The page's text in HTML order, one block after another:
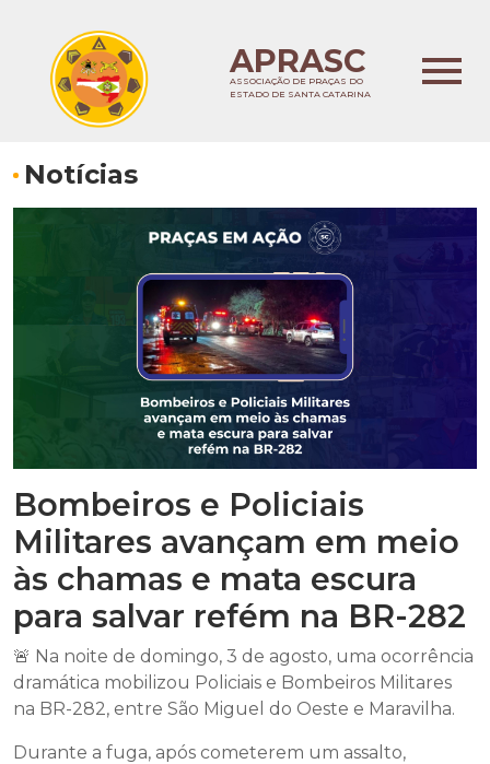
APRASC
ASSOCIAÇÃO DE PRAÇAS DO
ESTADO DE SANTA CATARINA
Notícias
Bombeiros e Policiais
Militares avançam em meio
às chamas e mata escura
para salvar refém na BR-282
🚨 Na noite de domingo, 3 de agosto, uma ocorrência
dramática mobilizou Policiais e Bombeiros Militares
na BR-282, entre São Miguel do Oeste e Maravilha.
Durante a fuga, após cometerem um assalto,